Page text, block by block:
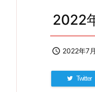
2022
 2022年7
Twitter